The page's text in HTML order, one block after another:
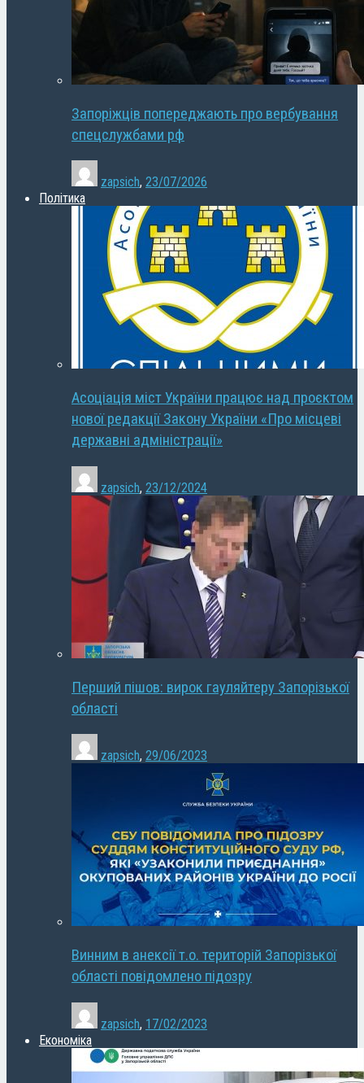
Запоріжців попереджають про вербування
спецслужбами рф
zapsich, 23/07/2026
Політика
Асоціація міст України працює над проєктом
нової редакції Закону України «Про місцеві
державні адміністрації»
zapsich, 23/12/2024
Перший пішов: вирок гауляйтеру Запорізької
області
zapsich, 29/06/2023
Винним в анексії т.о. територій Запорізької
області повідомлено підозру
zapsich, 17/02/2023
Економіка